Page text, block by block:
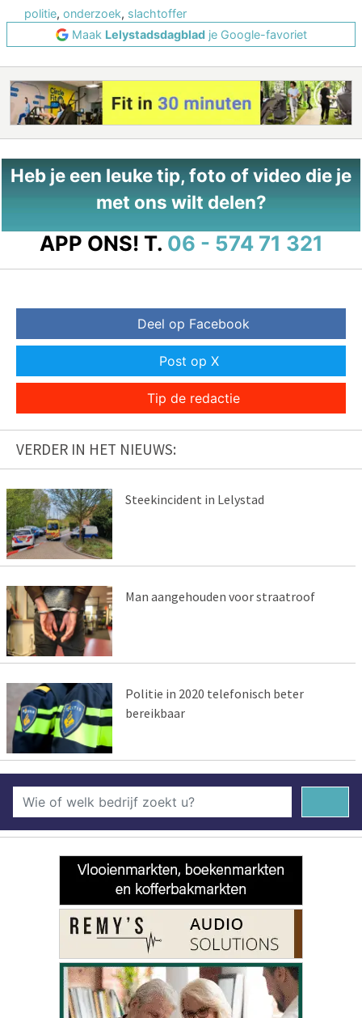
politie, onderzoek, slachtoffer
Maak Lelystadsdagbladje Google-favoriet
Heb je een leuke tip, foto of video die je
met ons wilt delen?
APP ONS! T. 06 - 574 71 321
Deel op Facebook
Post op X
Tip de redactie
VERDER IN HET NIEUWS:
Steekincident in Lelystad
Man aangehouden voor straatroof
Politie in 2020 telefonisch beter
bereikbaar